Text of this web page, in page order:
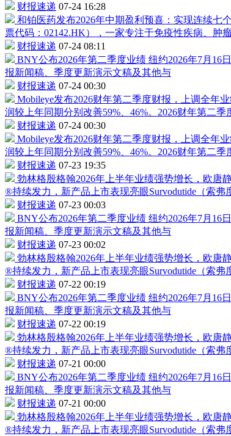
财报速递 07-24 16:28
和铂医药发布2026年中期盈利预喜：实现连续七
票代码：02142.HK），一家专注于免疫性疾病、肿
财报速递 07-24 08:11
BNY公布2026年第二季度业绩 纽约2026年7月16
报新闻稿、季度更新演示文稿及其他与
财报速递 07-24 00:30
Mobileye发布2026财年第二季度财报，上调全年
润较上年同期分别改善59%、46%。2026财年第二
财报速递 07-24 00:30
Mobileye发布2026财年第二季度财报，上调全年
润较上年同期分别改善59%、46%。2026财年第二
财报速递 07-23 19:35
勃林格殷格翰2026年上半年业绩强势增长，欧唐
®持续发力，新产品上市表现亮眼Survodutide（索
财报速递 07-23 00:03
BNY公布2026年第二季度业绩 纽约2026年7月16
报新闻稿、季度更新演示文稿及其他与
财报速递 07-23 00:02
勃林格殷格翰2026年上半年业绩强势增长，欧唐
®持续发力，新产品上市表现亮眼Survodutide（索
财报速递 07-22 00:19
BNY公布2026年第二季度业绩 纽约2026年7月16
报新闻稿、季度更新演示文稿及其他与
财报速递 07-22 00:19
勃林格殷格翰2026年上半年业绩强势增长，欧唐
®持续发力，新产品上市表现亮眼Survodutide（索
财报速递 07-21 00:00
BNY公布2026年第二季度业绩 纽约2026年7月16
报新闻稿、季度更新演示文稿及其他与
财报速递 07-21 00:00
勃林格殷格翰2026年上半年业绩强势增长，欧唐
®持续发力，新产品上市表现亮眼Survodutide（索